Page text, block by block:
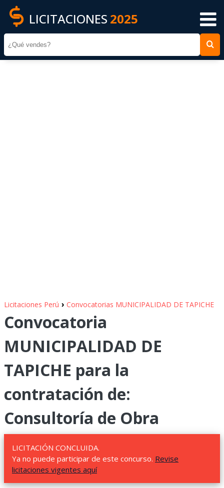
LICITACIONES 2025
Licitaciones Perú › Convocatorias MUNICIPALIDAD DE TAPICHE
Convocatoria
MUNICIPALIDAD DE
TAPICHE para la
contratación de:
Consultoría de Obra
LICITACIÓN CONCLUIDA.
Ya no puede participar de este concurso. Revise
licitaciones vigentes aquí